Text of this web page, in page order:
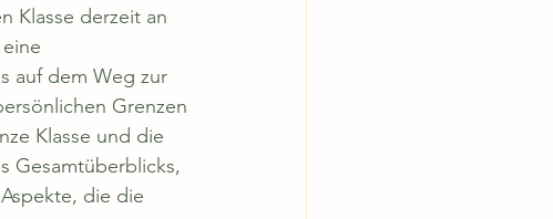
Klasse derzeit an
auf dem Weg zur
Grenzen
Klasse und die
Gesamtüberblicks,
die die